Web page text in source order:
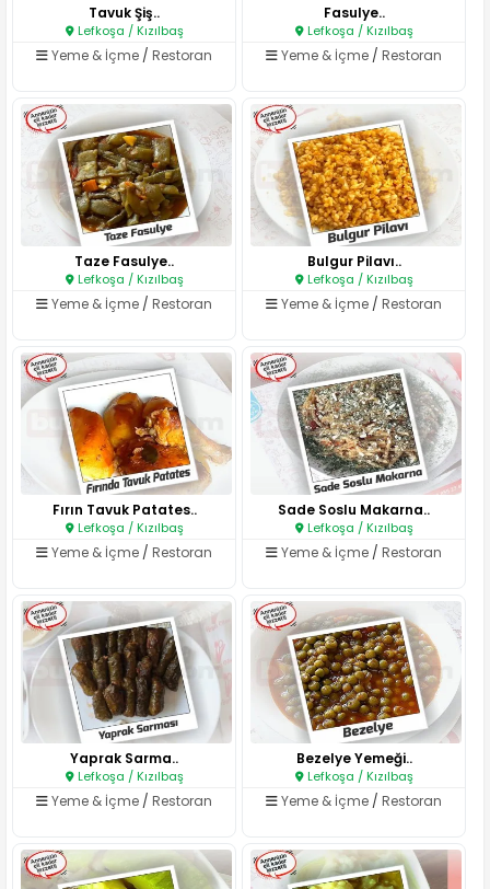
Tavuk Şiş..
Lefkoşa / Kızılbaş
Yeme & İçme / Restoran
Fasulye..
Lefkoşa / Kızılbaş
Yeme & İçme /Restoran
Taze Fasulye..
Lefkoşa / Kızılbaş
Yeme & İçme / Restoran
Bulgur Pilavı..
Lefkoşa / Kızılbaş
Yeme & İçme /Restoran
Fırın Tavuk Patates..
Lefkoşa / Kızılbaş
Yeme & İçme / Restoran
Sade Soslu Makarna..
Lefkoşa / Kızılbaş
Yeme & İçme /Restoran
Yaprak Sarma..
Lefkoşa / Kızılbaş
Yeme & İçme / Restoran
Bezelye Yemeği..
Lefkoşa / Kızılbaş
Yeme & İçme /Restoran